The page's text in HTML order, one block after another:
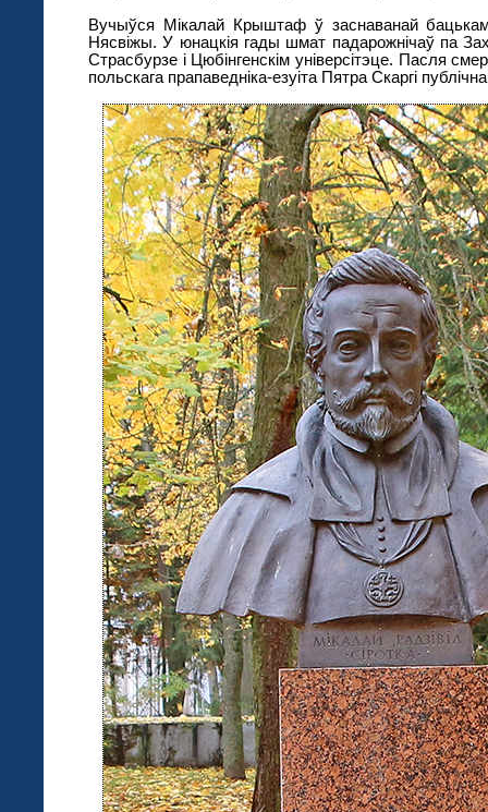
Вучыўся Мікалай Крыштаф ў заснаванай
Нясвіжы. У юнацкія гады шмат падарожнічаў па
Страсбурзе і Цюбінгенскім універсітэце. Пасля
польскага прапаведніка-езуіта Пятра Скаргі